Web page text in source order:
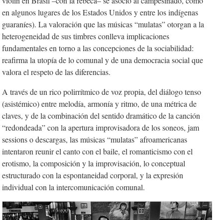
en algunos lugares de los Estados Unidos y entre los indígenas
guaraníes). La valoración que las músicas “mulatas” otorgan a la
heterogeneidad de sus timbres conlleva implicaciones
fundamentales en torno a las concepciones de la sociabilidad:
reafirma la utopía de lo comunal y de una democracia social que
valora el respeto de las diferencias.
A través de un rico polirrítmico de voz propia, del diálogo tenso
(asistémico) entre melodía, armonía y ritmo, de una métrica de
claves, y de la combinación del sentido dramático de la canción
“redondeada” con la apertura improvisadora de los soneos, jam
sessionso descargas, las músicas “mulatas” afroamericanas
intentaron reunir el canto con el baile, el romanticismo con el
erotismo, la composición y la improvisación, lo conceptual
estructurado con la espontaneidad corporal, y la expresión
individual con la intercomunicación comunal.